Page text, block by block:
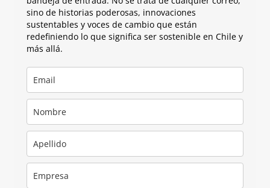
sino de historias poderosas, innovaciones
sustentables y voces de cambio que están
redefiniendo lo que significa ser sostenible en Chile y
más allá.